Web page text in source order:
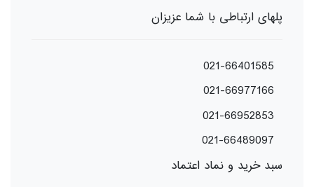
پلهای ارتباطی با شما عزیزان
021-66401585
021-66977166
021-66952853
021-66489097
سبد خرید و نماد اعتماد